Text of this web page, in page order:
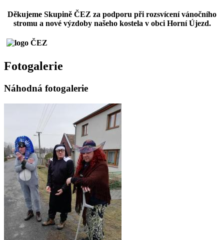
Děkujeme Skupině ČEZ za podporu při rozsvícení vánočního
stromu a nové výzdoby našeho kostela v obci Horní Újezd.
Fotogalerie
Náhodná fotogalerie